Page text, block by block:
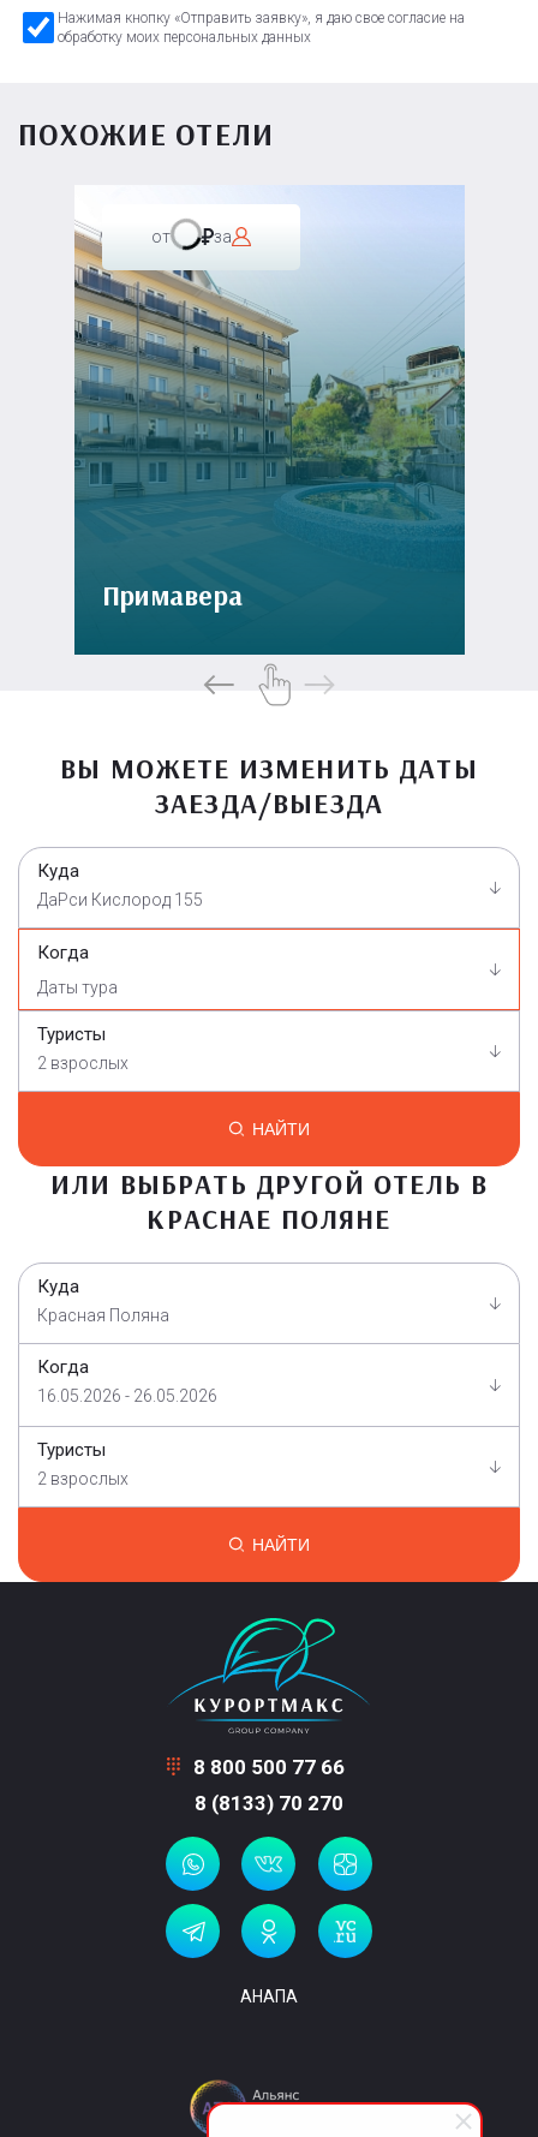
Нажимая кнопку «Отправить заявку», я даю свое согласие на
обработку моих персональных данных
ПОХОЖИЕ ОТЕЛИ
от за
Примавера
ВЫ МОЖЕТЕ ИЗМЕНИТЬ ДАТЫ
ЗАЕЗДА/ВЫЕЗДА
Куда
ДаРси Кислород 155
Когда
Туристы
2 взрослых
НАЙТИ
ИЛИ ВЫБРАТЬ ДРУГОЙ ОТЕЛЬ В
КРАСНАЕ ПОЛЯНЕ
Куда
Красная Поляна
Когда
16.05.2026 - 26.05.2026
Туристы
2 взрослых
НАЙТИ
8 800 500 77 66
8 (8133) 70 270
АНАПА